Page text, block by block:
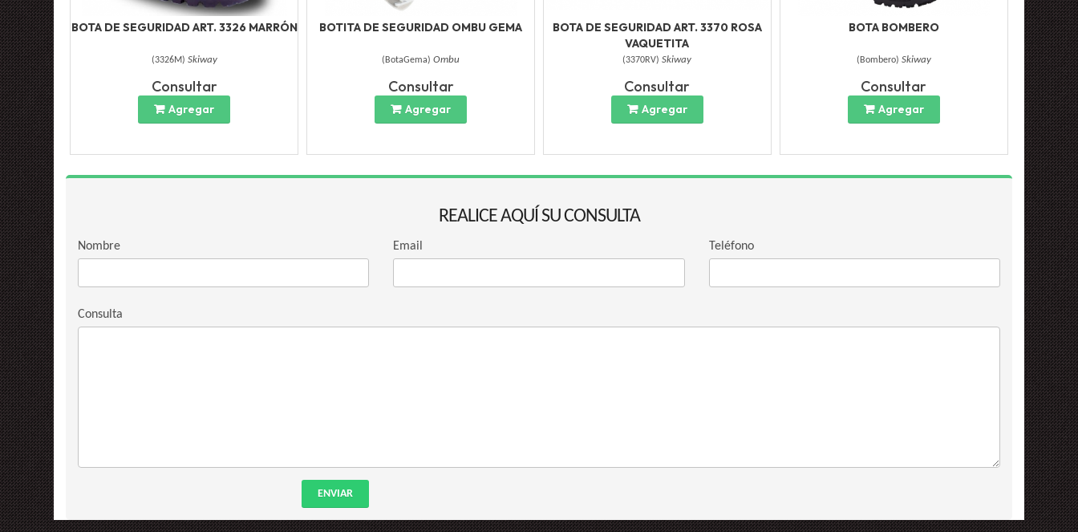
BOTA DE SEGURIDAD ART. 3326 MARRÓN
(3326M) Skiway
Consultar
Agregar
BOTITA DE SEGURIDAD OMBU GEMA
( BotaGema) Ombu
Consultar
Agregar
BOTA DE SEGURIDAD ART. 3370 ROSA
VAQUETITA
(3370RV) Skiway
Consultar
Agregar
BOTA BOMBERO
( Bombero) Skiway
Consultar
Agregar
REALICE AQUÍ SU CONSULTA
Nombre Email Teléfono
Consulta
ENVIAR